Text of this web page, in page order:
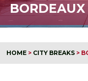
BORDEAUX
HOME > CITY BREAKS >